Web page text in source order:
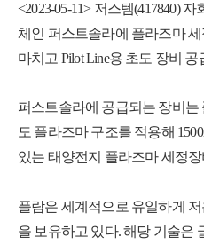
<2023-05-11> 저스템(417840)
체인 퍼스트솔라에 플라즈마
마치고 Pilot Line용 초도 장비
퍼스트솔라에 공급되는 장비는
도 플라즈마 구조를 적용해
있는 태양전지 플라즈마 세정장
플람은 세계적으로 유일하게
을 보유하고 있다. 해당 기술은